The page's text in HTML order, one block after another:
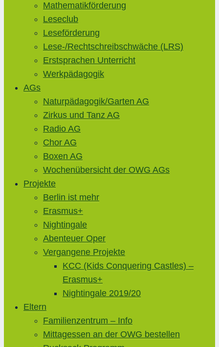
Mathematikförderung
Leseclub
Leseförderung
Lese-/Rechtschreibschwäche (LRS)
Erstsprachen Unterricht
Werkpädagogik
AGs
Naturpädagogik/Garten AG
Zirkus und Tanz AG
Radio AG
Chor AG
Boxen AG
Wochenübersicht der OWG AGs
Projekte
Berlin ist mehr
Erasmus+
Nightingale
Abenteuer Oper
Vergangene Projekte
KCC (Kids Conquering Castles) –
Erasmus+
Nightingale 2019/20
Eltern
Familienzentrum – Info
Mittagessen an der OWG bestellen